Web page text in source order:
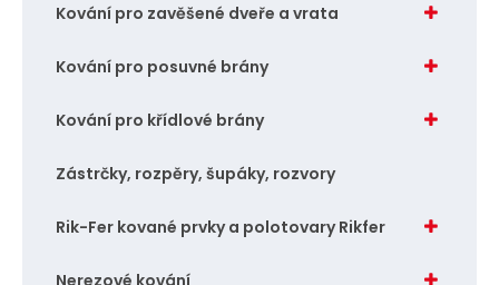
Kování pro zavěšené dveře a vrata
Kování pro posuvné brány
Kování pro křídlové brány
Zástrčky, rozpěry, šupáky, rozvory
Rik-Fer kované prvky a polotovary Rikfer
Nerezové kování